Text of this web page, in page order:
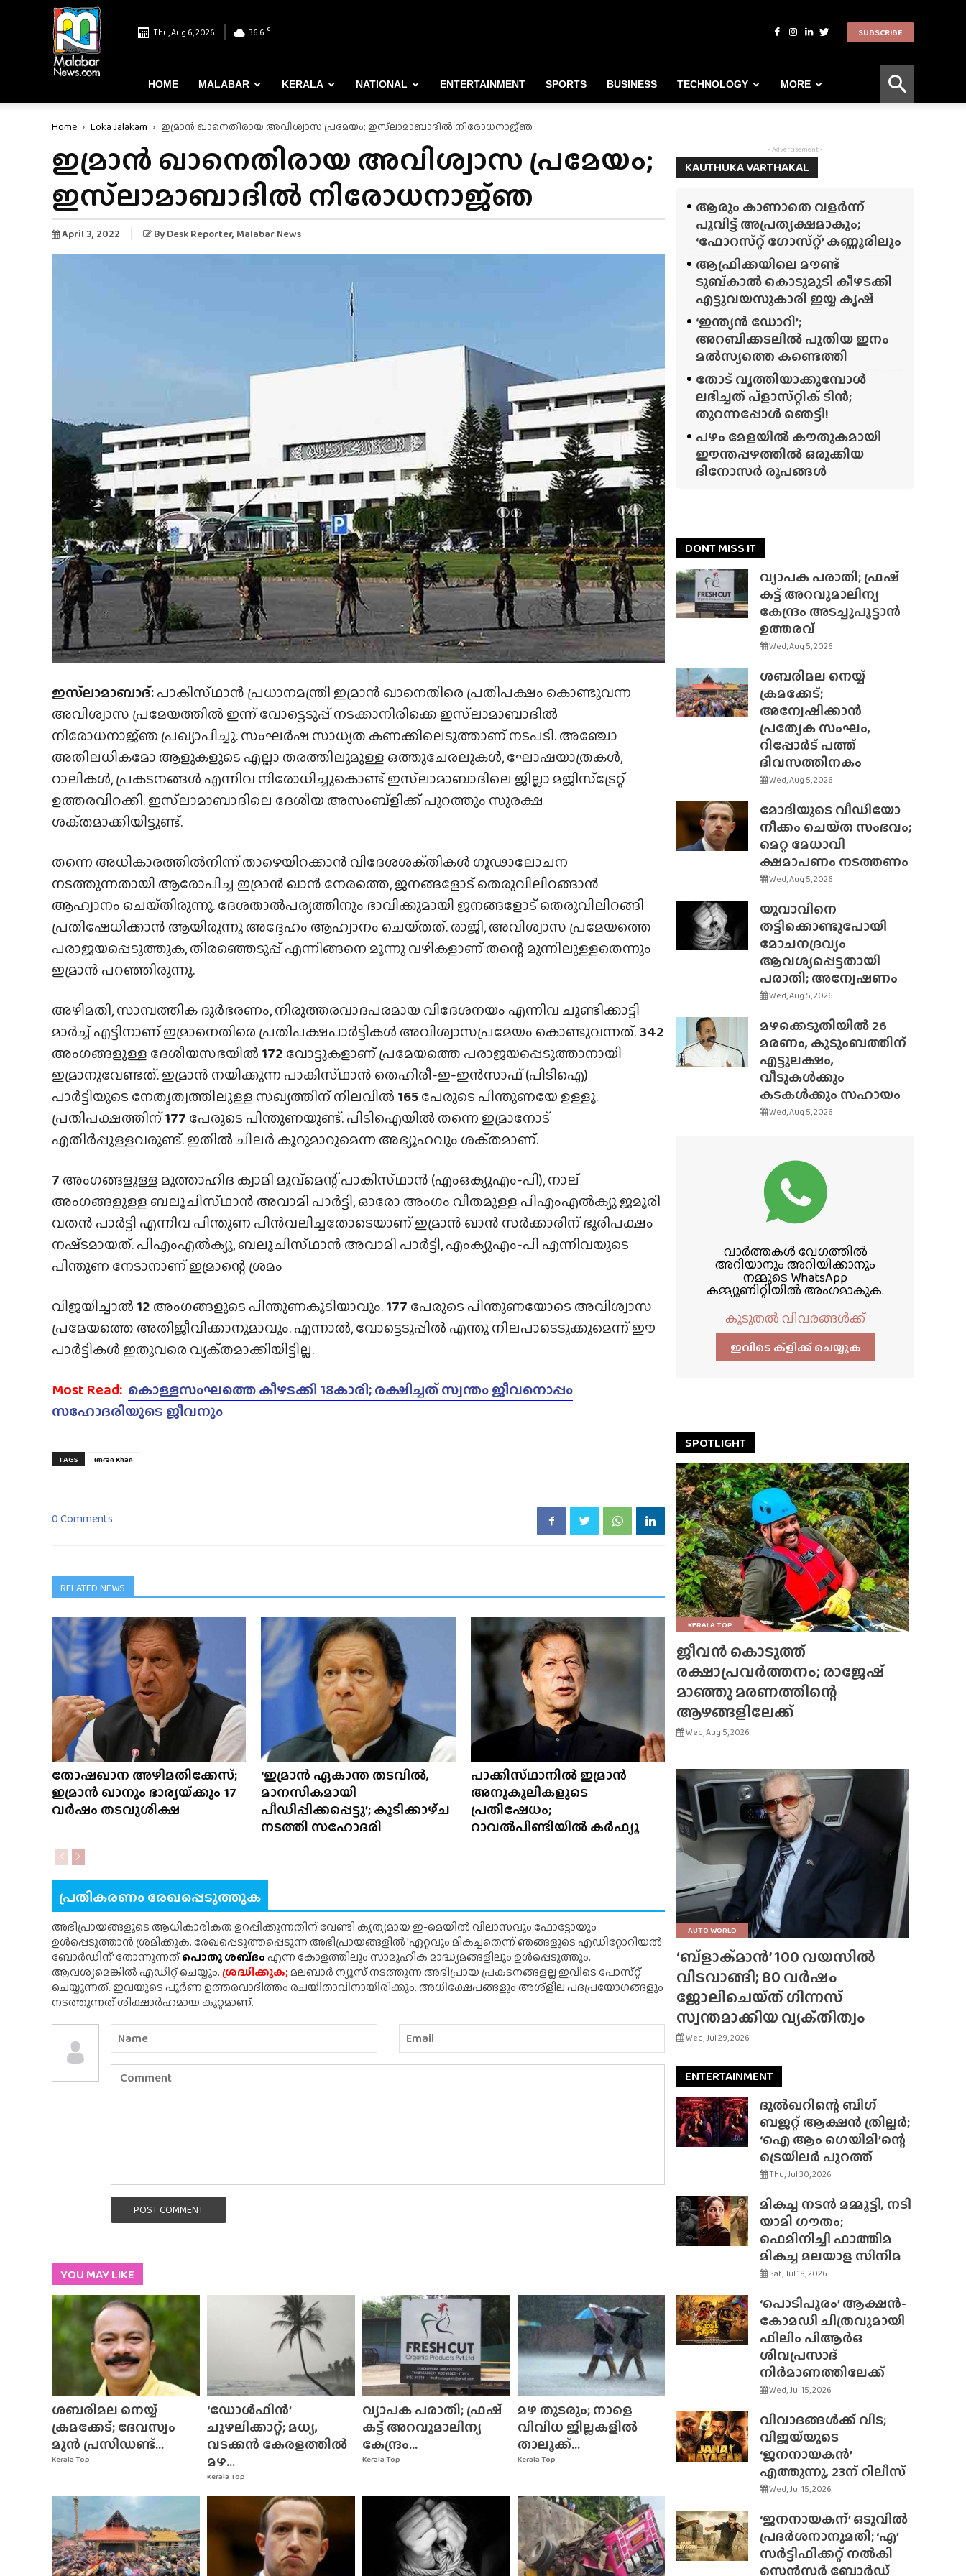
Malabar
News
–
Most
Reliable
Dependable
Portal
Thu, Aug 6, 2026 36.6 C SUBSCRIBE
HOME MALABAR KERALA NATIONAL ENTERTAINMENT SPORTS BUSINESS TECHNOLOGY MORE
Home Loka Jalakam ഇമ്രാൻ ഖാനെതിരായ അവിശ്വാസ പ്രമേയം; ഇസ്‌ലാമാബാദിൽ നിരോധനാജ്‌ഞ
ഇമ്രാൻ ഖാനെതിരായ അവിശ്വാസ പ്രമേയം;
ഇസ്‌ലാമാബാദിൽ നിരോധനാജ്‌ഞ
April 3, 2022 By Desk Reporter, Malabar News
ഇസ്‌ലാമാബാദ്:പാകിസ്‌ഥാൻ പ്രധാനമന്ത്രി ഇമ്രാൻ ഖാനെതിരെ പ്രതിപക്ഷം കൊണ്ടുവന്ന
അവിശ്വാസ പ്രമേയത്തിൽ ഇന്ന് വോട്ടെടുപ്പ് നടക്കാനിരിക്കെ ഇസ്‌ലാമാബാദിൽ
നിരോധനാജ്‌ഞ പ്രഖ്യാപിച്ചു. സംഘർഷ സാധ്യത കണക്കിലെടുത്താണ് നടപടി. അഞ്ചോ
അതിലധികമോ ആളുകളുടെ എല്ലാ തരത്തിലുമുള്ള ഒത്തുചേരലുകള്‍, ഘോഷയാത്രകള്‍,
റാലികള്‍, പ്രകടനങ്ങള്‍ എന്നിവ നിരോധിച്ചുകൊണ്ട് ഇസ്‌ലാമാബാദിലെ ജില്ലാ മജിസ്ട്രേറ്റ്
ഉത്തരവിറക്കി. ഇസ്‌ലാമാബാദിലെ ദേശീയ അസംബ്ളിക്ക് പുറത്തും സുരക്ഷ
ശക്‌തമാക്കിയിട്ടുണ്ട്.
തന്നെ അധികാരത്തില്‍നിന്ന് താഴെയിറക്കാന്‍ വിദേശശക്‌തികള്‍ ഗൂഢാലോചന
നടത്തുന്നതായി ആരോപിച്ച ഇമ്രാൻ ഖാൻ നേരത്തെ, ജനങ്ങളോട് തെരുവിലിറങ്ങാന്‍
ആഹ്വാനം ചെയ്‌തിരുന്നു. ദേശതാൽപര്യത്തിനും ഭാവിക്കുമായി ജനങ്ങളോട് തെരുവിലിറങ്ങി
പ്രതിഷേധിക്കാന്‍ ആയിരുന്നു അദ്ദേഹം ആഹ്വാനം ചെയ്‌തത്‌. രാജി, അവിശ്വാസ പ്രമേയത്തെ
പരാജയപ്പെടുത്തുക, തിരഞ്ഞെടുപ്പ് എന്നിങ്ങനെ മൂന്നു വഴികളാണ് തന്റെ മുന്നിലുള്ളതെന്നും
ഇമ്രാന്‍ പറഞ്ഞിരുന്നു.
അഴിമതി, സാമ്പത്തിക ദുര്‍ഭരണം, നിരുത്തരവാദപരമായ വിദേശനയം എന്നിവ ചൂണ്ടിക്കാട്ടി
മാര്‍ച്ച് എട്ടിനാണ് ഇമ്രാനെതിരെ പ്രതിപക്ഷപാര്‍ട്ടികള്‍ അവിശ്വാസപ്രമേയം കൊണ്ടുവന്നത്.342
അംഗങ്ങളുള്ള ദേശീയസഭയില്‍ 172 വോട്ടുകളാണ് പ്രമേയത്തെ പരാജയപ്പെടുത്താനായി
ഇമ്രാനുവേണ്ടത്. ഇമ്രാന്‍ നയിക്കുന്ന പാകിസ്‌ഥാൻ തെഹിരീ-ഇ-ഇന്‍സാഫ് (പിടിഐ)
പാര്‍ട്ടിയുടെ നേതൃത്വത്തിലുള്ള സഖ്യത്തിന് നിലവില്‍ 165പേരുടെ പിന്തുണയേ ഉള്ളൂ.
പ്രതിപക്ഷത്തിന്177 പേരുടെ പിന്തുണയുണ്ട്. പിടിഐയില്‍ തന്നെ ഇമ്രാനോട്
എതിര്‍പ്പുള്ളവരുണ്ട്. ഇതില്‍ ചിലര്‍ കൂറുമാറുമെന്ന അഭ്യൂഹവും ശക്‌തമാണ്.
7 അംഗങ്ങളുള്ള മുത്താഹിദ ക്വാമി മൂവ്മെന്റ് പാകിസ്‌ഥാൻ (എംഒക്യുഎം-പി), നാല്
അംഗങ്ങളുള്ള ബലൂചിസ്‌ഥാൻ അവാമി പാര്‍ട്ടി, ഓരോ അംഗം വീതമുള്ള പിഎംഎല്‍ക്യു ജമൂരി
വതന്‍ പാര്‍ട്ടി എന്നിവ പിന്തുണ പിന്‍വലിച്ചതോടെയാണ് ഇമ്രാൻ ഖാൻ സർക്കാരിന് ഭൂരിപക്ഷം
നഷ്‌ടമായത്. പിഎംഎല്‍ക്യു, ബലൂചിസ്‌ഥാൻ അവാമി പാര്‍ട്ടി, എംക്യുഎം-പി എന്നിവയുടെ
പിന്തുണ നേടാനാണ് ഇമ്രാന്റെ ശ്രമം
വിജയിച്ചാല്‍ 12 അംഗങ്ങളുടെ പിന്തുണകൂടിയാവും.177 പേരുടെ പിന്തുണയോടെ അവിശ്വാസ
പ്രമേയത്തെ അതിജീവിക്കാനുമാവും. എന്നാല്‍, വോട്ടെടുപ്പില്‍ എന്തു നിലപാടെടുക്കുമെന്ന് ഈ
പാര്‍ട്ടികള്‍ ഇതുവരെ വ്യക്‌തമാക്കിയിട്ടില്ല.
Most Read: കൊള്ളസംഘത്തെ കീഴടക്കി 18കാരി; രക്ഷിച്ചത് സ്വന്തം ജീവനൊപ്പം
സഹോദരിയുടെ ജീവനും
TAGS Imran Khan
0 Comments
RELATED NEWS
തോഷഖാന അഴിമതിക്കേസ്;
ഇമ്രാൻ ഖാനും ഭാര്യയ്‌ക്കും 17
വർഷം തടവുശിക്ഷ
‘ഇമ്രാൻ ഏകാന്ത തടവിൽ,
മാനസികമായി
പീഡിപ്പിക്കപ്പെട്ടു’; കൂടിക്കാഴ്‌ച
നടത്തി സഹോദരി
പാക്കിസ്‌ഥാനിൽ ഇമ്രാൻ
അനുകൂലികളുടെ
പ്രതിഷേധം;
റാവൽപിണ്ടിയിൽ കർഫ്യൂ
പ്രതികരണം രേഖപ്പെടുത്തുക
അഭിപ്രായങ്ങളുടെ ആധികാരികത ഉറപ്പിക്കുന്നതിന് വേണ്ടി കൃത്യമായ ഇ-മെയിൽ വിലാസവും ഫോട്ടോയും
ഉൾപ്പെടുത്താൻ ശ്രമിക്കുക. രേഖപ്പെടുത്തപ്പെടുന്ന അഭിപ്രായങ്ങളിൽ 'ഏറ്റവും മികച്ചതെന്ന് ഞങ്ങളുടെ എഡിറ്റോറിയൽ
ബോർഡിന്' തോന്നുന്നത്പൊതു ശബ്‌ദംഎന്ന കോളത്തിലും സാമൂഹിക മാദ്ധ്യമങ്ങളിലും ഉൾപ്പെടുത്തും.
ആവശ്യമെങ്കിൽ എഡിറ്റ് ചെയ്യും.ശ്രദ്ധിക്കുക;മലബാർ ന്യൂസ് നടത്തുന്ന അഭിപ്രായ പ്രകടനങ്ങളല്ല ഇവിടെ പോസ്‌റ്റ്
ചെയ്യുന്നത്. ഇവയുടെ പൂർണ ഉത്തരവാദിത്തം രചയിതാവിനായിരിക്കും. അധിക്ഷേപങ്ങളും അശ്‌ളീല പദപ്രയോഗങ്ങളും
നടത്തുന്നത് ശിക്ഷാർഹമായ കുറ്റമാണ്.
POST COMMENT
YOU MAY LIKE
Kerala Top
ശബരിമല നെയ്യ്
ക്രമക്കേട്; ദേവസ്വം
മുൻ പ്രസിഡണ്ട്...
Kerala Top
‘ഡോൾഫിൻ’
ചുഴലിക്കാറ്റ്; മധ്യ,
വടക്കൻ കേരളത്തിൽ
മഴ...
Kerala Top
വ്യാപക പരാതി; ഫ്രഷ്
കട്ട് അറവുമാലിന്യ
കേന്ദ്രം...
Kerala Top
മഴ തുടരും; നാളെ
വിവിധ ജില്ലകളിൽ
താലൂക്ക്...
- Advertisement -
KAUTHUKA VARTHAKAL
ആരും കാണാതെ വളർന്ന്
പൂവിട്ട് അപ്രത്യക്ഷമാകും;
‘ഫോറസ്‌റ്റ്‌ ഗോസ്‌റ്റ്’ കണ്ണൂരിലും
ആഫ്രിക്കയിലെ മൗണ്ട്
ടുബ്‌കാൽ കൊടുമുടി കീഴടക്കി
എട്ടുവയസുകാരി ഇയ്യ കൃഷ്
‘ഇന്ത്യൻ ഡോറി’;
അറബിക്കടലിൽ പുതിയ ഇനം
മൽസ്യത്തെ കണ്ടെത്തി
തോട് വൃത്തിയാക്കുമ്പോൾ
ലഭിച്ചത് പ്‌ളാസ്‌റ്റിക് ടിൻ;
തുറന്നപ്പോൾ ഞെട്ടി!
പഴം മേളയിൽ കൗതുകമായി
ഈന്തപ്പഴത്തിൽ ഒരുക്കിയ
ദിനോസർ രൂപങ്ങൾ
DONT MISS IT
വ്യാപക പരാതി; ഫ്രഷ്
കട്ട് അറവുമാലിന്യ
കേന്ദ്രം അടച്ചുപൂട്ടാൻ
ഉത്തരവ്
Wed, Aug 5, 2026
ശബരിമല നെയ്യ്
ക്രമക്കേട്;
അന്വേഷിക്കാൻ
പ്രത്യേക സംഘം,
റിപ്പോർട് പത്ത്
ദിവസത്തിനകം
Wed, Aug 5, 2026
മോദിയുടെ വീഡിയോ
നീക്കം ചെയ്‌ത സംഭവം;
മെറ്റ മേധാവി
ക്ഷമാപണം നടത്തണം
Wed, Aug 5, 2026
യുവാവിനെ
തട്ടിക്കൊണ്ടുപോയി
മോചനദ്രവ്യം
ആവശ്യപ്പെട്ടതായി
പരാതി; അന്വേഷണം
Wed, Aug 5, 2026
മഴക്കെടുതിയിൽ 26
മരണം, കുടുംബത്തിന്
എട്ടുലക്ഷം,
വീടുകൾക്കും
കടകൾക്കും സഹായം
Wed, Aug 5, 2026
വാർത്തകൾ വേഗത്തിൽ
അറിയാനും അറിയിക്കാനും
നമ്മുടെ WhatsApp
കമ്മ്യൂണിറ്റിയിൽ അംഗമാകുക.
കൂടുതൽ വിവരങ്ങൾക്ക്
ഇവിടെ ക്ളിക്ക്‌ ചെയ്യുക
SPOTLIGHT
KERALA TOP
ജീവൻ കൊടുത്ത്
രക്ഷാപ്രവർത്തനം; രാജേഷ്
മാഞ്ഞു മരണത്തിന്റെ
ആഴങ്ങളിലേക്ക്
Wed, Aug 5, 2026
AUTO WORLD
‘ബ്‌ളാക്‌മാൻ’ 100 വയസിൽ
വിടവാങ്ങി; 80 വർഷം
ജോലിചെയ്‌ത്‌ ഗിന്നസ്
സ്വന്തമാക്കിയ വ്യക്‌തിത്വം
Wed, Jul 29, 2026
ENTERTAINMENT
ദുൽഖറിന്റെ ബിഗ്
ബജറ്റ് ആക്ഷൻ ത്രില്ലർ;
‘ഐ ആം ഗെയിമി’ന്റെ
ട്രെയിലർ പുറത്ത്
Thu, Jul 30, 2026
മികച്ച നടൻ മമ്മൂട്ടി, നടി
യാമി ഗൗതം;
ഫെമിനിച്ചി ഫാത്തിമ
മികച്ച മലയാള സിനിമ
Sat, Jul 18, 2026
‘പൊടിപൂരം’ ആക്ഷൻ-
കോമഡി ചിത്രവുമായി
ഫിലിം പിആർഒ
ശിവപ്രസാദ്
നിർമാണത്തിലേക്ക്
Wed, Jul 15, 2026
വിവാദങ്ങൾക്ക് വിട;
വിജയ്‌യുടെ
‘ജനനായകൻ’
എത്തുന്നു, 23ന് റിലീസ്
Wed, Jul 15, 2026
‘ജനനായകന്’ ഒടുവിൽ
പ്രദർശനാനുമതി; ‘എ’
സർട്ടിഫിക്കറ്റ് നൽകി
സെൻസർ ബോർഡ്